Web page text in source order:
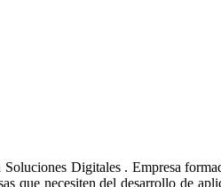
Digitales . Empresa
que necesiten del desarrollo de